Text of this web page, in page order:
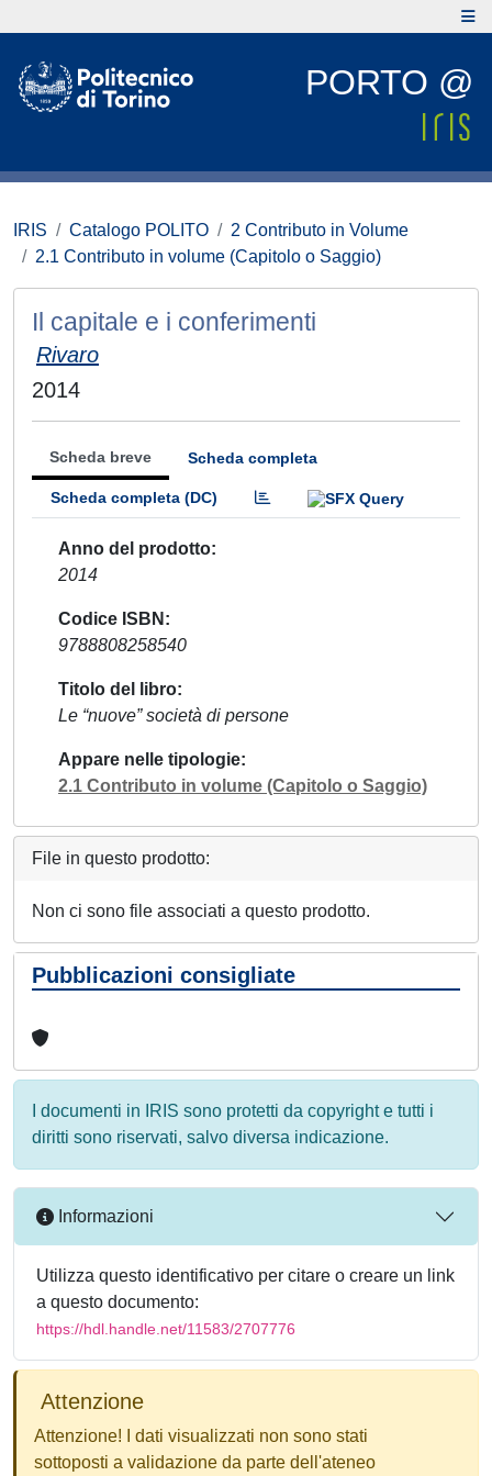
PORTO @
IRIS Catalogo POLITO
2 Contributo in Volume
2.1 Contributo in volume (Capitolo o Saggio)
Il capitale e i conferimenti
Rivaro
2014
Scheda breve Scheda completa
Scheda completa (DC)
Anno del prodotto
2014
Codice ISBN
9788808258540
Titolo del libro
Le “nuove” società di persone
Appare nelle tipologie
2.1 Contributo in volume (Capitolo o Saggio)
File in questo prodotto:
Non ci sono file associati a questo prodotto.
Pubblicazioni consigliate
I documenti in IRIS sono protetti da copyright e tutti i
diritti sono riservati, salvo diversa indicazione.
Informazioni
Utilizza questo identificativo per citare o creare un link
a questo documento:
https://hdl.handle.net/11583/2707776
Attenzione
Attenzione! I dati visualizzati non sono stati
sottoposti a validazione da parte dell'ateneo